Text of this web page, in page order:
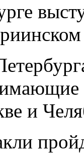
и